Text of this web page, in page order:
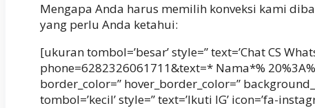
Mengapa Anda harus memilih konveksi kami
yang perlu Anda ketahui:
[ukuran tombol=’besar’ style=” text=’Chat CS
phone=6282326061711&text=* Nama*%
border_color=” hover_border_color=”
tombol=’kecil’ style=” text=’Ikuti IG’ icon=’fa-